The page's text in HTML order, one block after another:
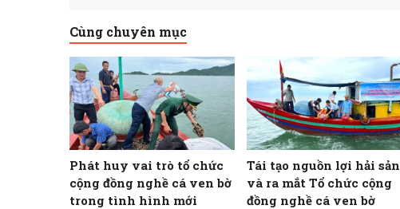
Cùng chuyên mục
Phát huy vai trò tổ chức
cộng đồng nghề cá ven bờ
trong tình hình mới
Tái tạo nguồn lợi hải sản
và ra mắt Tổ chức cộng
đồng nghề cá ven bờ